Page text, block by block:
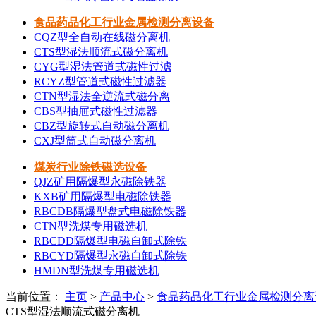
食品药品化工行业金属检测分离设备
CQZ型全自动在线磁分离机
CTS型湿法顺流式磁分离机
CYG型湿法管道式磁性过滤
RCYZ型管道式磁性过滤器
CTN型湿法全逆流式磁分离
CBS型抽屉式磁性过滤器
CBZ型旋转式自动磁分离机
CXJ型筒式自动磁分离机
煤炭行业除铁磁选设备
QJZ矿用隔爆型永磁除铁器
KXB矿用隔爆型电磁除铁器
RBCDB隔爆型盘式电磁除铁器
CTN型洗煤专用磁选机
RBCDD隔爆型电磁自卸式除铁
RBCYD隔爆型永磁自卸式除铁
HMDN型洗煤专用磁选机
当前位置： 主页 > 产品中心 > 食品药品化工行业金属检测分
CTS型湿法顺流式磁分离机